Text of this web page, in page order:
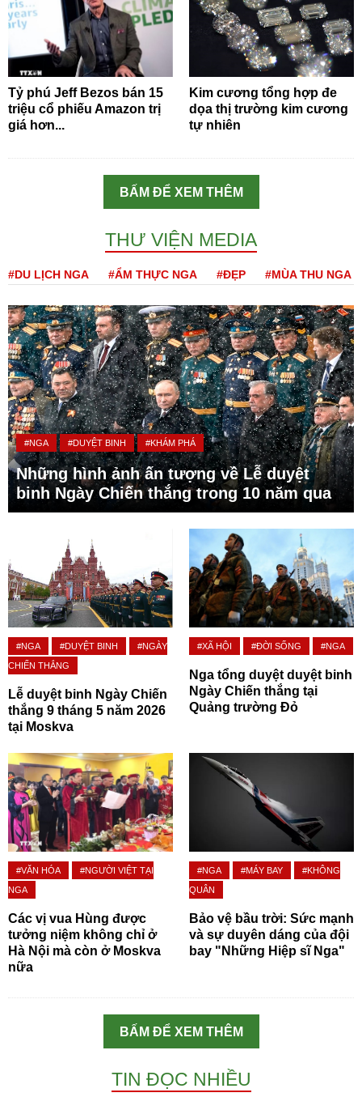
Tỷ phú Jeff Bezos bán 15
triệu cổ phiếu Amazon trị
giá hơn...
Kim cương tổng hợp đe
dọa thị trường kim cương
tự nhiên
BẤM ĐỂ XEM THÊM
THƯ VIỆN MEDIA
#DU LỊCH NGA #ẨM THỰC NGA #ĐẸP #MÙA THU NGA
#NGA #DUYỆT BINH #KHÁM PHÁ
Những hình ảnh ấn tượng về Lễ duyệt
binh Ngày Chiến thắng trong 10 năm qua
#NGA #DUYỆT BINH
#NGÀY
CHIẾN THẮNG
Lễ duyệt binh Ngày Chiến
thắng 9 tháng 5 năm 2026
tại Moskva
#XÃ HỘI #ĐỜI SỐNG #NGA
Nga tổng duyệt duyệt binh
Ngày Chiến thắng tại
Quảng trường Đỏ
#VĂN HÓA
#NGƯỜI VIỆT TẠI
NGA
Các vị vua Hùng được
tưởng niệm không chỉ ở
Hà Nội mà còn ở Moskva
nữa
#NGA #MÁY BAY
#KHÔNG
QUÂN
Bảo vệ bầu trời: Sức mạnh
và sự duyên dáng của đội
bay "Những Hiệp sĩ Nga"
BẤM ĐỂ XEM THÊM
TIN ĐỌC NHIỀU